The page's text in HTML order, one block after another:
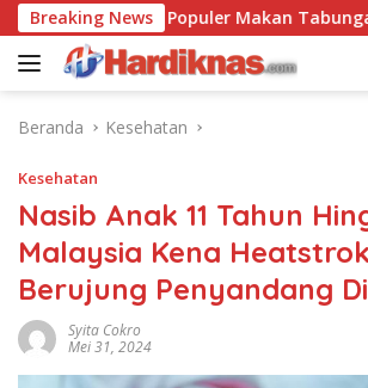
Langsung
ke
konten
Breaking News
Trend Populer Makan Tabungan
Beranda Kesehatan
Kesehatan
Nasib Anak 11 Tahun
Malaysia Kena
Berujung Penyandang
Syita Cokro
Mei 31, 2024